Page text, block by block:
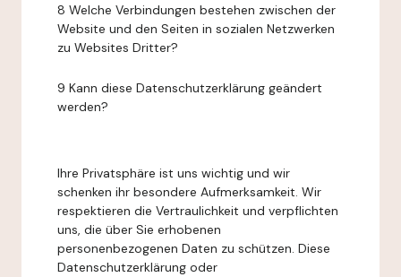
8 Welche Verbindungen bestehen zwischen der
Website und den Seiten in sozialen Netzwerken
zu Websites Dritter?
9 Kann diese Datenschutzerklärung geändert
werden?
Ihre Privatsphäre ist uns wichtig und wir
schenken ihr besondere Aufmerksamkeit. Wir
respektieren die Vertraulichkeit und verpflichten
uns, die über Sie erhobenen
personenbezogenen Daten zu schützen. Diese
Datenschutzerklärung oder